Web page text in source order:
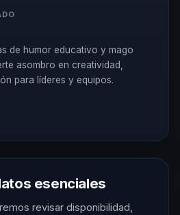
de humor educativo y mago
asombro en creatividad,
para líderes y equipos.
esenciales
revisar disponibilidad,